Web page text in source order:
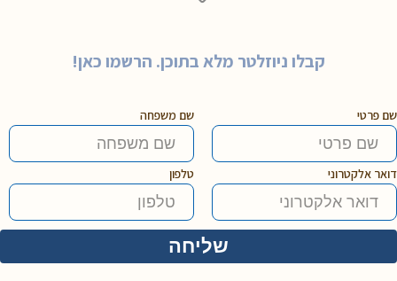
קבלו ניוזלטר מלא בתוכן. הרשמו כאן!
שם פרטי שם משפחה
דואר אלקטרוני טלפון